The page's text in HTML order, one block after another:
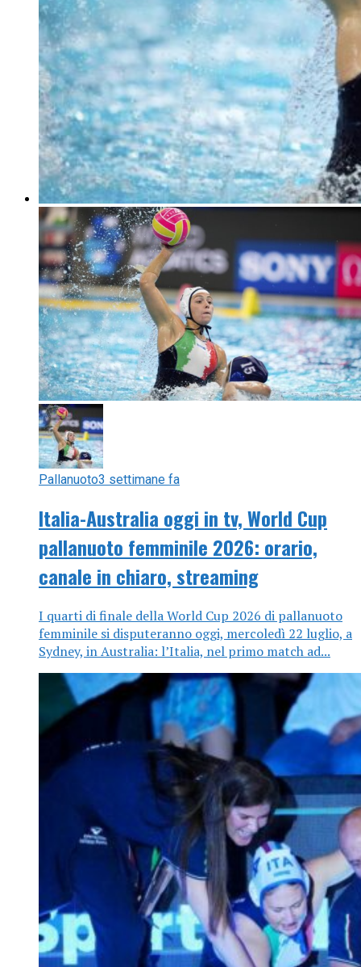
Pallanuoto3 settimane fa
Italia-Australia oggi in tv, World Cup
pallanuoto femminile 2026: orario,
canale in chiaro, streaming
I quarti di finale della World Cup 2026 di pallanuoto
femminile si disputeranno oggi, mercoledì 22 luglio, a
Sydney, in Australia: l’Italia, nel primo match ad...